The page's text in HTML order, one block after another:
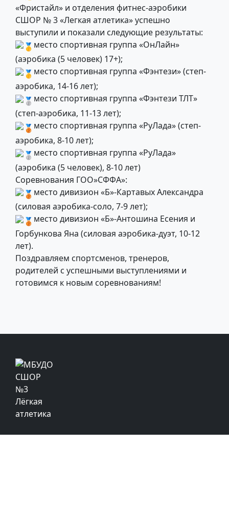
«Фристайл» и отделения фитнес-аэробики
СШОР № 3 «Легкая атлетика» успешно
выступили и показали следующие результаты:
место спортивная группа «ОнЛайн»
(аэробика (5 человек) 17+);
место спортивная группа «Фэнтези» (степ-
аэробика, 14-16 лет);
место спортивная группа «Фэнтези ТЛТ»
(степ-аэробика, 11-13 лет);
место спортивная группа «РуЛада» (степ-
аэробика, 8-10 лет);
место спортивная группа «РуЛада»
(аэробика (5 человек), 8-10 лет)
Соревнования ГОО»СФФА»:
место дивизион «Б»-Картавых Александра
(силовая аэробика-соло, 7-9 лет);
место дивизион «Б»-Антошина Есения и
Горбункова Яна (силовая аэробика-дуэт, 10-12
лет).
Поздравляем спортсменов, тренеров,
родителей с успешными выступлениями и
готовимся к новым соревнованиям!
© МБУДО СШОР №3 «Легкая атлетика»